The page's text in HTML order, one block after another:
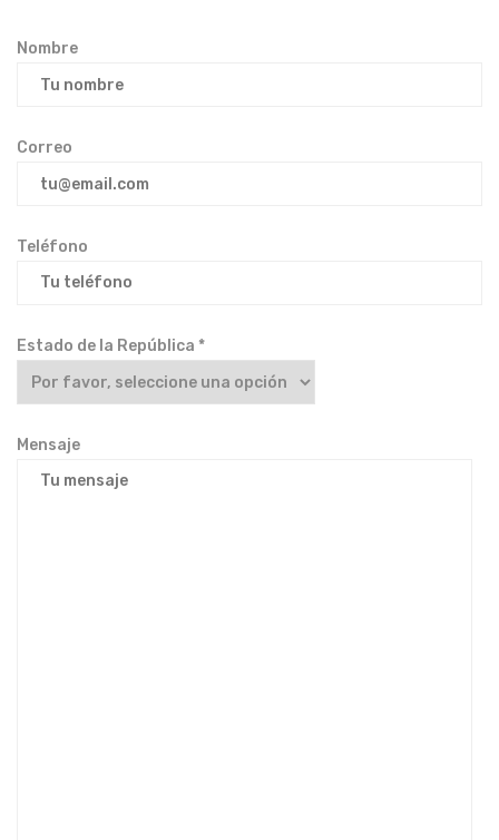
Nombre
Correo
Teléfono
Estado de la República *
Mensaje